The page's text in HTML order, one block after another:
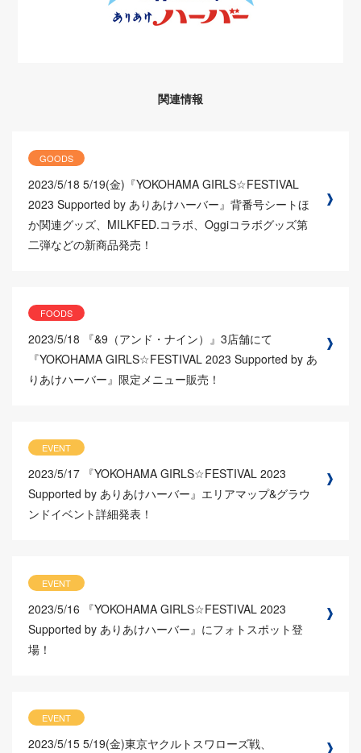
関連情報
GOODS
2023/5/18 5/19(金)『YOKOHAMA GIRLS☆FESTIVAL
2023 Supported by ありあけハーバー』背番号シートほ
か関連グッズ、MILKFED.コラボ、Oggiコラボグッズ第
二弾などの新商品発売！
FOODS
2023/5/18
『&9（アンド・ナイン）』3店舗にて
『YOKOHAMA GIRLS☆FESTIVAL 2023 Supported by あ
りあけハーバー』限定メニュー販売！
EVENT
2023/5/17 『YOKOHAMA GIRLS☆FESTIVAL 2023
Supported by ありあけハーバー』エリアマップ&グラウ
ンドイベント詳細発表！
EVENT
2023/5/16
『YOKOHAMA GIRLS☆FESTIVAL 2023
Supported by ありあけハーバー』にフォトスポット登
場！
EVENT
2023/5/15 5/19(金)東京ヤクルトスワローズ戦、